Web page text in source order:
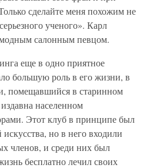
сделайте меня похожим не
ученого». Карл
салонным певцом.
еще в одно приятное
большую роль в его жизни, в
помещавшийся в старинном
населенном
Этот клуб в принципе был
но в него входили
членов, и среди них был
бесплатно лечил своих